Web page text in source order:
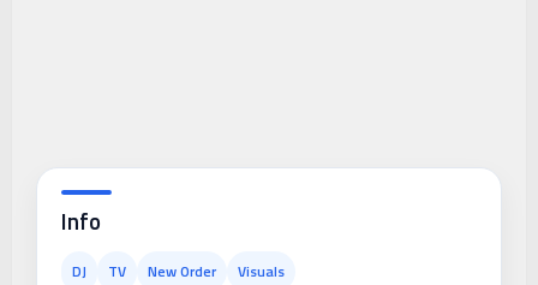
Info
DJ TV New Order Visuals